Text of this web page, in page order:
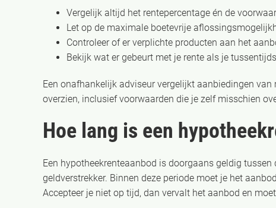
Vergelijk altijd het rentepercentage én de
Let op de maximale boetevrije
Controleer of er verplichte producten aan het
Bekijk wat er gebeurt met je rente als je
Een onafhankelijk adviseur vergelijkt aanbiedingen
overzien, inclusief voorwaarden die je zelf misschien
Hoe lang is een
Een hypotheekrenteaanbod is doorgaans geldig
geldverstrekker. Binnen deze periode moet je het
Accepteer je niet op tijd, dan vervalt het aanbod en